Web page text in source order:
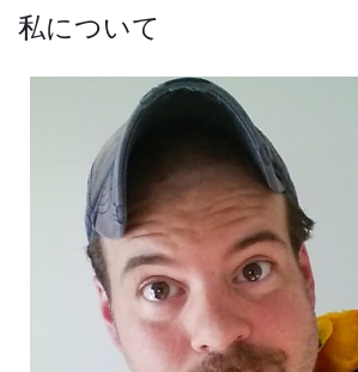
私について